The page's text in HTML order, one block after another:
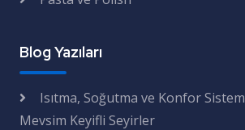
Blog Yazıları
Isıtma, Soğutma ve Konfor
Mevsim Keyifli Seyirler